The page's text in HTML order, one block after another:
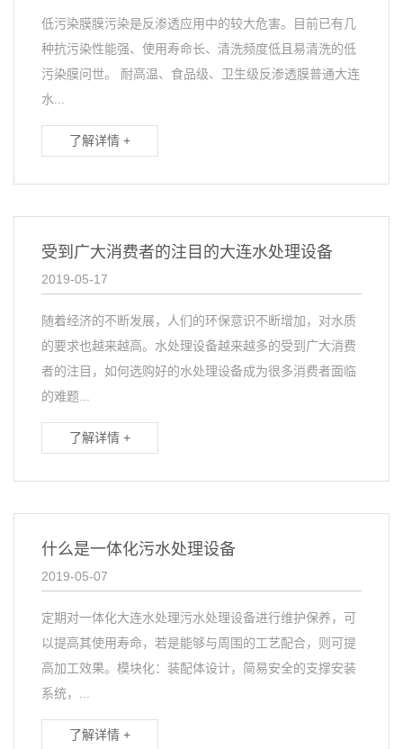
低污染膜膜污染是反渗透应用中的较大危害。目前已有几
种抗污染性能强、使用寿命长、清洗频度低且易清洗的低
污染膜问世。 耐高温、食品级、卫生级反渗透膜普通大连
水...
了解详情 +
受到广大消费者的注目的大连水处理设备
2019-05-17
随着经济的不断发展，人们的环保意识不断增加，对水质
的要求也越来越高。水处理设备越来越多的受到广大消费
者的注目，如何选购好的水处理设备成为很多消费者面临
的难题...
了解详情 +
什么是一体化污水处理设备
2019-05-07
定期对一体化大连水处理污水处理设备进行维护保养，可
以提高其使用寿命，若是能够与周围的工艺配合，则可提
高加工效果。模块化：装配体设计，简易安全的支撑安装
系统，...
了解详情 +